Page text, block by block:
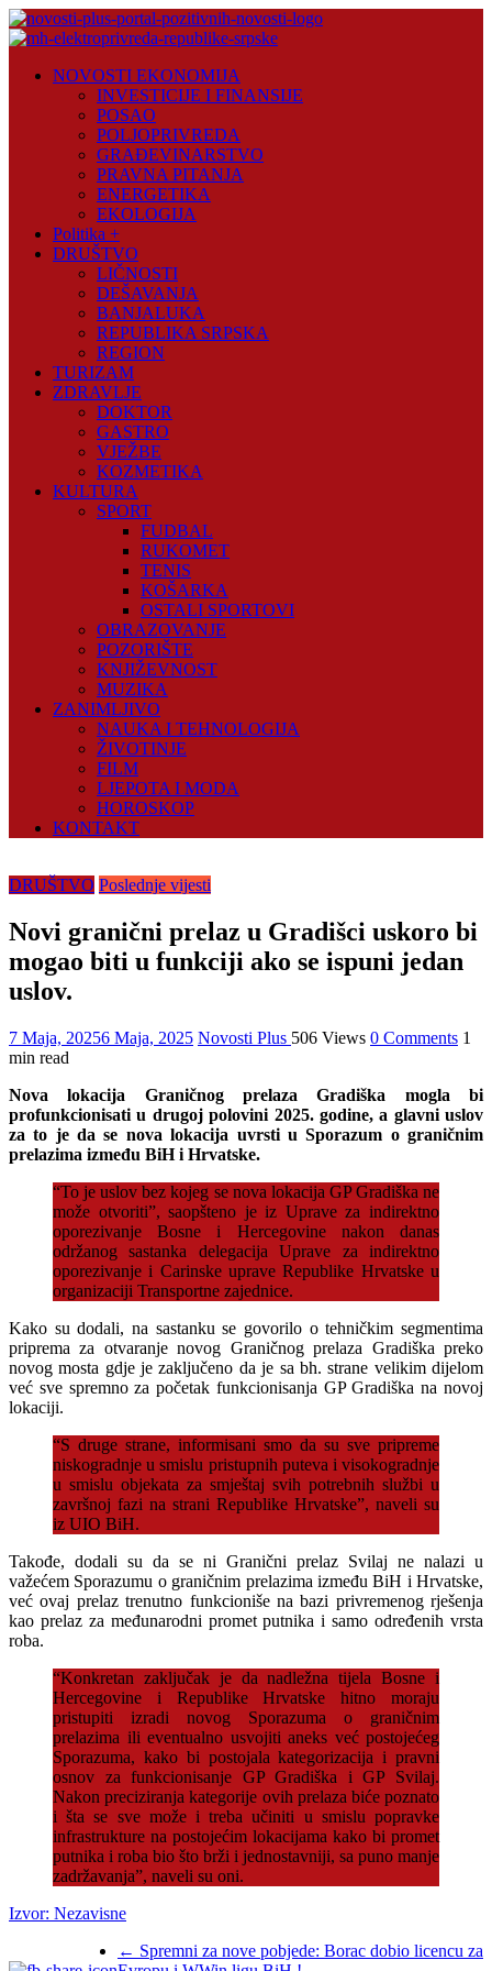
Skip
to
Plus
NOVOSTI EKONOMIJA
INVESTICIJE I FINANSIJE
POSAO
POLJOPRIVREDA
GRAĐEVINARSTVO
PRAVNA PITANJA
ENERGETIKA
EKOLOGIJA
Politika +
DRUŠTVO
LIČNOSTI
DEŠAVANJA
BANJALUKA
REPUBLIKA SRPSKA
REGION
TURIZAM
ZDRAVLJE
DOKTOR
GASTRO
VJEŽBE
KOZMETIKA
KULTURA
SPORT
FUDBAL
RUKOMET
TENIS
KOŠARKA
OSTALI SPORTOVI
OBRAZOVANJE
POZORIŠTE
KNJIŽEVNOST
MUZIKA
ZANIMLJIVO
NAUKA I TEHNOLOGIJA
ŽIVOTINJE
FILM
LJEPOTA I MODA
HOROSKOP
KONTAKT
DRUŠTVO Poslednje vijesti
Novi granični prelaz u Gradišci uskoro bi
mogao biti u funkciji ako se ispuni jedan
uslov.
7 Maja, 20256 Maja, 2025 Novosti Plus 506 Views 0 Comments 1
min read
Nova lokacija Graničnog prelaza Gradiška mogla bi
profunkcionisati u drugoj polovini 2025. godine, a glavni uslov
za to je da se nova lokacija uvrsti u Sporazum o graničnim
prelazima između BiH i Hrvatske.
“To je uslov bez kojeg se nova lokacija GP Gradiška ne
može otvoriti”, saopšteno je iz Uprave za indirektno
oporezivanje Bosne i Hercegovine nakon danas
održanog sastanka delegacija Uprave za indirektno
oporezivanje i Carinske uprave Republike Hrvatske u
organizaciji Transportne zajednice.
Kako su dodali, na sastanku se govorilo o tehničkim segmentima
priprema za otvaranje novog Graničnog prelaza Gradiška preko
novog mosta gdje je zaključeno da je sa bh. strane velikim dijelom
već sve spremno za početak funkcionisanja GP Gradiška na novoj
lokaciji.
“S druge strane, informisani smo da su sve pripreme
niskogradnje u smislu pristupnih puteva i visokogradnje
u smislu objekata za smještaj svih potrebnih službi u
završnoj fazi na strani Republike Hrvatske”, naveli su
iz UIO BiH.
Takođe, dodali su da se ni Granični prelaz Svilaj ne nalazi u
važećem Sporazumu o graničnim prelazima između BiH i Hrvatske,
već ovaj prelaz trenutno funkcioniše na bazi privremenog rješenja
kao prelaz za međunarodni promet putnika i samo određenih vrsta
roba.
“Konkretan zaključak je da nadležna tijela Bosne i
Hercegovine i Republike Hrvatske hitno moraju
pristupiti izradi novog Sporazuma o graničnim
prelazima ili eventualno usvojiti aneks već postojećeg
Sporazuma, kako bi postojala kategorizacija i pravni
osnov za funkcionisanje GP Gradiška i GP Svilaj.
Nakon preciziranja kategorije ovih prelaza biće poznato
i šta se sve može i treba učiniti u smislu popravke
infrastrukture na postojećim lokacijama kako bi promet
putnika i roba bio što brži i jednostavniji, sa puno manje
zadržavanja”, naveli su oni.
Izvor: Nezavisne
← Spremni za nove pobjede: Borac dobio licencu za